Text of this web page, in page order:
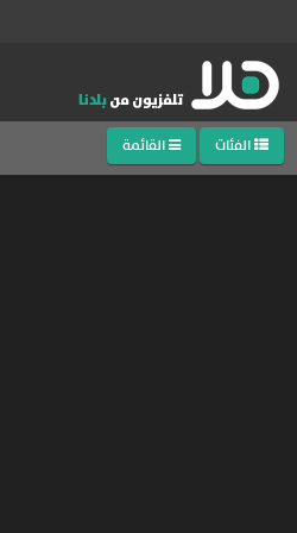
الفئات القائمة